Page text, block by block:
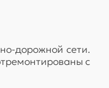
дорожной сети.
с